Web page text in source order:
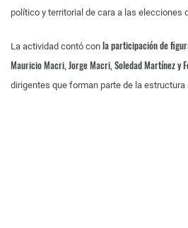
político y territorial de cara a las elecciones
La actividad contó con la participación de
Mauricio Macri, Jorge Macri, Soledad Martínez y
dirigentes que forman parte de la estructura